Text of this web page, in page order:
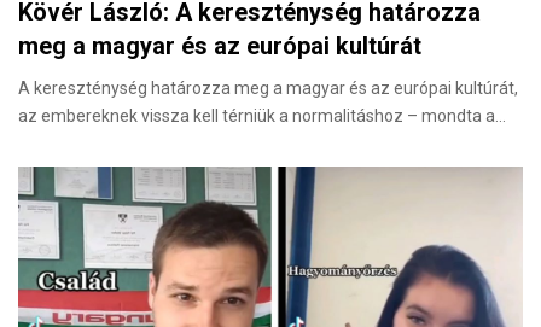
Kövér László: A kereszténység határozza
meg a magyar és az európai kultúrát
A kereszténység határozza meg a magyar és az európai kultúrát,
az embereknek vissza kell térniük a normalitáshoz – mondta a…